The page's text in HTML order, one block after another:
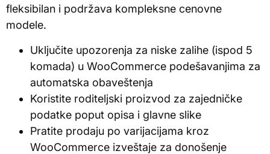
fleksibilan i podržava kompleksne cenovne
modele.
Uključite upozorenja za niske zalihe (ispod 5
komada) u WooCommerce podešavanjima za
automatska obaveštenja
Koristite roditeljski proizvod za zajedničke
podatke poput opisa i glavne slike
Pratite prodaju po varijacijama kroz
WooCommerce izveštaje za donošenje